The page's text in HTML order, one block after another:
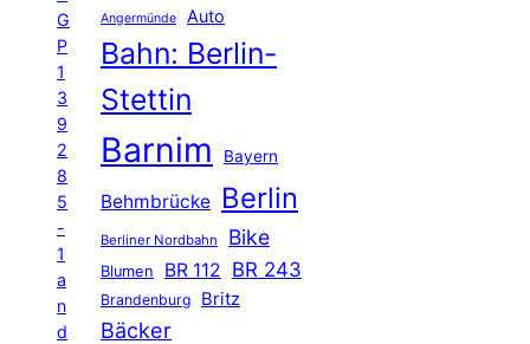
G
P
1
3
9
2
8
5
-
1
a
n
d
Angermünde Auto
Bahn: Berlin-
Stettin
Barnim Bayern
Behmbrücke Berlin
Berliner Nordbahn Bike
Blumen BR 112 BR 243
Brandenburg Britz
Bäcker